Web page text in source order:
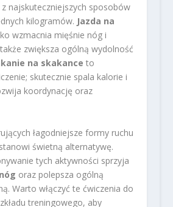
najskuteczniejszych sposobów
kilogramów. Jazda na
wzmacnia mięśnie nóg i
zwiększa ogólną wydolność
na skakance to
skutecznie spala kalorie i
koordynację oraz
łagodniejsze formy ruchu
stanowi świetną alternatywę.
tych aktywności sprzyja
oraz polepsza ogólną
Warto włączyć te ćwiczenia do
treningowego, aby